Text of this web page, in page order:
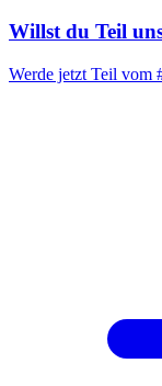
Willst du Teil
Werde jetzt Teil vom